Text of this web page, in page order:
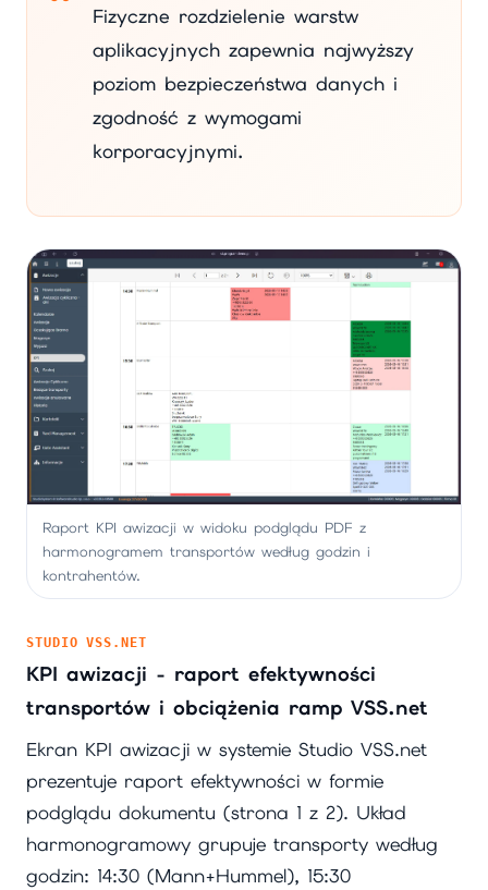
Fizyczne rozdzielenie warstw
aplikacyjnych zapewnia najwyższy
poziom bezpieczeństwa danych i
zgodność z wymogami
korporacyjnymi.
Raport KPI awizacji w widoku podglądu PDF z
harmonogramem transportów według godzin i
kontrahentów.
STUDIO VSS.NET
KPI awizacji - raport efektywności
transportów i obciążenia ramp VSS.net
Ekran KPI awizacji w systemie Studio VSS.net
prezentuje raport efektywności w formie
podglądu dokumentu (strona 1 z 2). Układ
harmonogramowy grupuje transporty według
godzin: 14:30 (Mann+Hummel), 15:30